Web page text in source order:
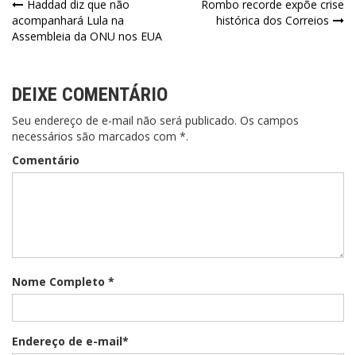
Navegação
de
Haddad diz que não
acompanhará Lula na
Assembleia da ONU nos EUA
Rombo recorde expõe crise
histórica dos Correios
DEIXE COMENTÁRIO
Seu endereço de e-mail não será publicado. Os campos
necessários são marcados com *.
Comentário
Nome Completo *
Endereço de e-mail*